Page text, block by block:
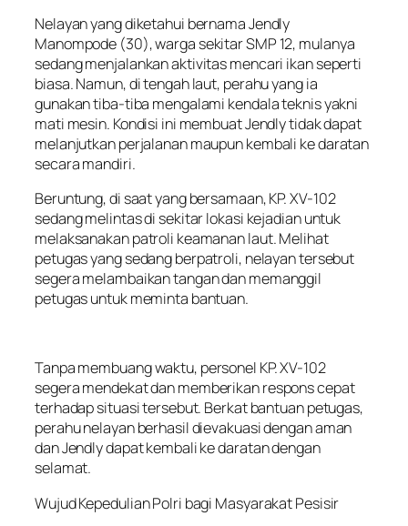
Nelayan yang diketahui bernama Jendly
Manompode (30), warga sekitar SMP 12, mulanya
sedang menjalankan aktivitas mencari ikan seperti
biasa. Namun, di tengah laut, perahu yang ia
gunakan tiba-tiba mengalami kendala teknis yakni
mati mesin. Kondisi ini membuat Jendly tidak dapat
melanjutkan perjalanan maupun kembali ke daratan
secara mandiri.
Beruntung, di saat yang bersamaan, KP. XV-102
sedang melintas di sekitar lokasi kejadian untuk
melaksanakan patroli keamanan laut. Melihat
petugas yang sedang berpatroli, nelayan tersebut
segera melambaikan tangan dan memanggil
petugas untuk meminta bantuan.
Tanpa membuang waktu, personel KP. XV-102
segera mendekat dan memberikan respons cepat
terhadap situasi tersebut. Berkat bantuan petugas,
perahu nelayan berhasil dievakuasi dengan aman
dan Jendly dapat kembali ke daratan dengan
selamat.
Wujud Kepedulian Polri bagi Masyarakat Pesisir